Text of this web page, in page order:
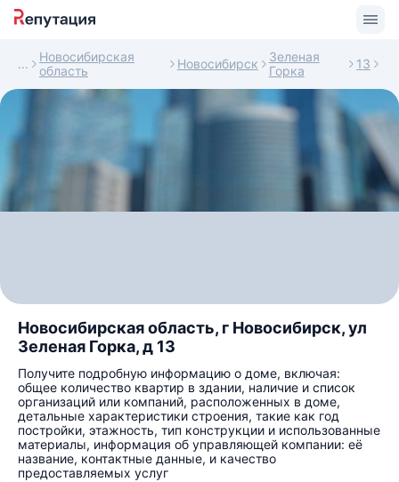
Новосибирская
область
Новосибирск
Зеленая
Горка
13
Новосибирская область, г Новосибирск, ул
Зеленая Горка, д 13
Получите подробную информацию о доме, включая:
общее количество квартир в здании, наличие и список
организаций или компаний, расположенных в доме,
детальные характеристики строения, такие как год
постройки, этажность, тип конструкции и использованные
материалы, информация об управляющей компании: её
название, контактные данные, и качество
предоставляемых услуг